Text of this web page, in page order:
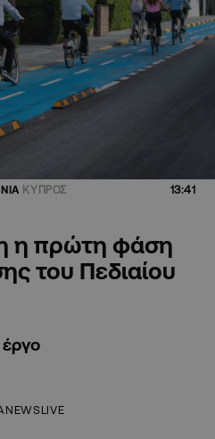
ΚΥΠΡΟΣ 13:41
η πρώτη φάση
του Πεδιαίου